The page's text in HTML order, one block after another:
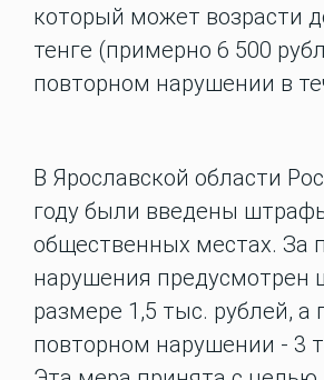
который может возрасти
тенге (примерно 6 500
повторном нарушении в
В Ярославской области
году были введены
общественных местах. За
нарушения предусмотрен
размере 1,5 тыс. рублей, а
повторном нарушении - 3